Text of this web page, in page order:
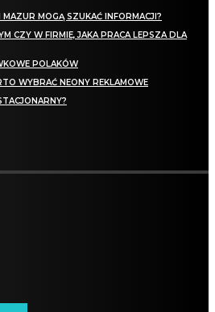
MOGĄ SZUKAĆ INFORMACJI?
CZY W FIRMIE, JAKA PRACA LEPSZA DLA
POLAKÓW
WYBRAĆ NEONY REKLAMOWE